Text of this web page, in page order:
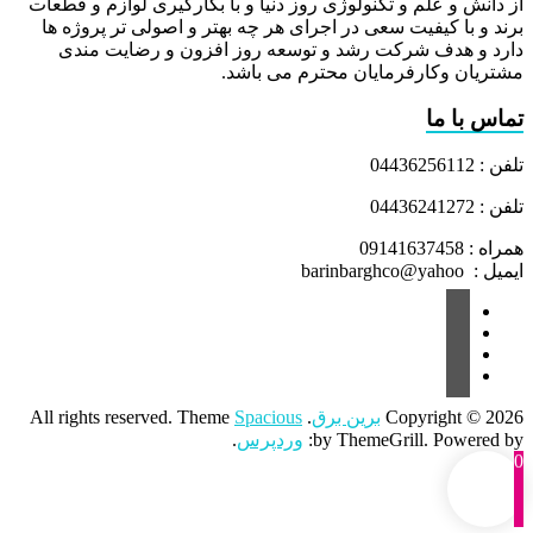
از دانش و علم و تکنولوژی روز دنیا و با بکارگیری لوازم و قطعات
برند و با کیفیت سعی در اجرای هر چه بهتر و اصولی تر پروژه ها
دارد و هدف شرکت رشد و توسعه روز افزون و رضایت مندی
مشتریان وکارفرمایان محترم می باشد.
تماس با ما
تلفن : 04436256112
تلفن : 04436241272
همراه : 09141637458
ایمیل : barinbarghco@yahoo
Copyright © 2026 برین برق. All rights reserved. Theme
Spacious
by ThemeGrill. Powered by: وردپرس.
0